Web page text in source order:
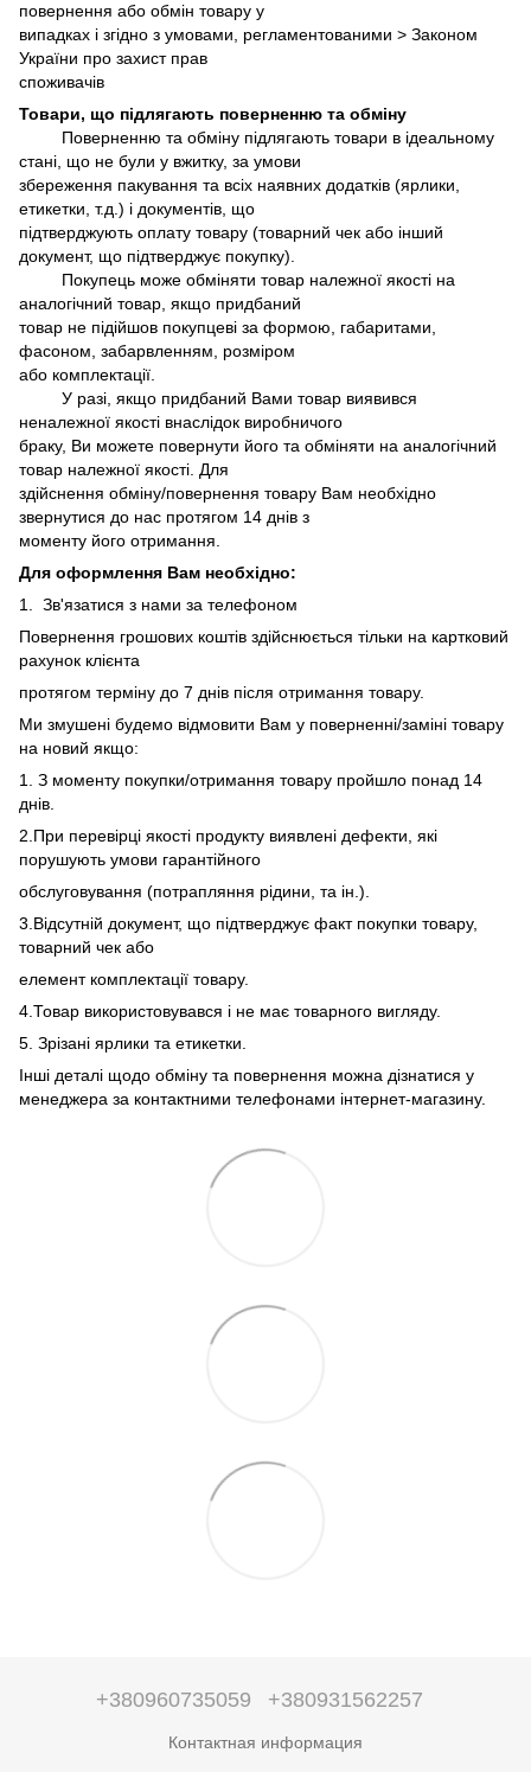
повернення або обмін товару у
випадках і згідно з умовами, регламентованими > Законом
України про захист прав
споживачів
Товари, що підлягають поверненню та обміну
Поверненню та обміну підлягають товари в ідеальному
стані, що не були у вжитку, за умови
збереження пакування та всіх наявних додатків (ярлики,
етикетки, т.д.) і документів, що
підтверджують оплату товару (товарний чек або інший
документ, що підтверджує покупку).
Покупець може обміняти товар належної якості на
аналогічний товар, якщо придбаний
товар не підійшов покупцеві за формою, габаритами,
фасоном, забарвленням, розміром
або комплектації.
У разі, якщо придбаний Вами товар виявився
неналежної якості внаслідок виробничого
браку, Ви можете повернути його та обміняти на аналогічний
товар належної якості. Для
здійснення обміну/повернення товару Вам необхідно
звернутися до нас протягом 14 днів з
моменту його отримання.
Для оформлення Вам необхідно:
1. Зв'язатися з нами за телефоном
Повернення грошових коштів здійснюється тільки на картковий
рахунок клієнта
протягом терміну до 7 днів після отримання товару.
Ми змушені будемо відмовити Вам у поверненні/заміні товару
на новий якщо:
1. З моменту покупки/отримання товару пройшло понад 14
днів.
2.При перевірці якості продукту виявлені дефекти, які
порушують умови гарантійного
обслуговування (потрапляння рідини, та ін.).
3.Відсутній документ, що підтверджує факт покупки товару,
товарний чек або
елемент комплектації товару.
4.Товар використовувався і не має товарного вигляду.
5. Зрізані ярлики та етикетки.
Інші деталі щодо обміну та повернення можна дізнатися у
менеджера за контактними телефонами інтернет-магазину.
+380960735059 +380931562257
Контактная информация